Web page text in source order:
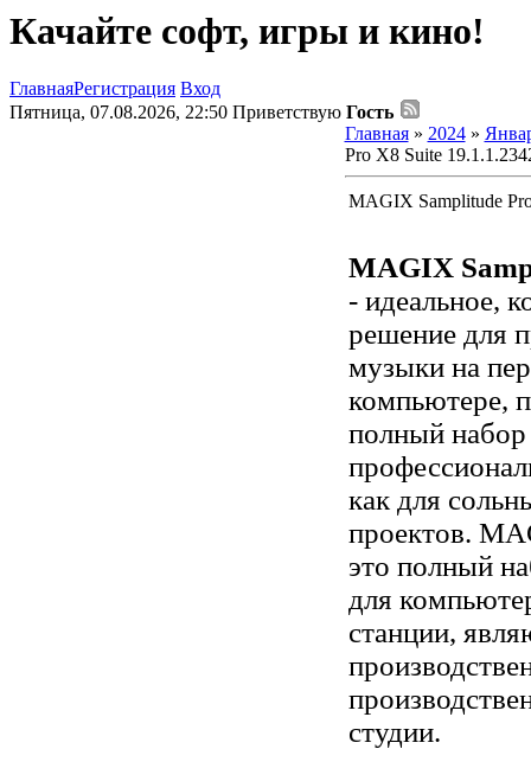
Качайте софт, игры и кино!
ГлавнаяРегистрация Вход
Пятница, 07.08.2026, 22:50 Приветствую Гость
Главная» 2024 »
Pro X8 Suite
MAGIX Samplitude
MAGIX
- идеальное,
решение для
музыки на
компьютере,
полный
как для
проектов.
это полный
для
станции,
студии.